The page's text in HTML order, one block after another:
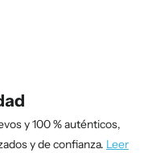
y 100 % auténticos,
y de confianza. Leer